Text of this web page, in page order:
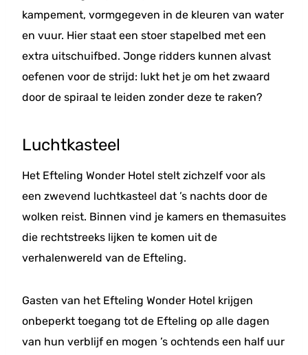
kampement, vormgegeven in de kleuren van water
en vuur. Hier staat een stoer stapelbed met een
extra uitschuifbed. Jonge ridders kunnen alvast
oefenen voor de strijd: lukt het je om het zwaard
door de spiraal te leiden zonder deze te raken?
Luchtkasteel
Het Efteling Wonder Hotel stelt zichzelf voor als
een zwevend luchtkasteel dat ’s nachts door de
wolken reist. Binnen vind je kamers en themasuites
die rechtstreeks lijken te komen uit de
verhalenwereld van de Efteling.
Gasten van het Efteling Wonder Hotel krijgen
onbeperkt toegang tot de Efteling op alle dagen
van hun verblijf en mogen ’s ochtends een half uur